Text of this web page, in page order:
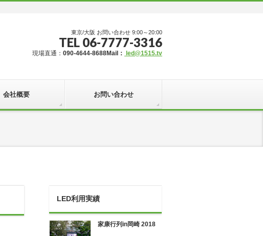
東京/大阪 お問い合わせ 9:00～20:00
TEL 06-7777-3316
現場直通： 090-4644-8688Mail： led@1515.tv
会社概要 お問い合わせ
LED利用実績
家康行列in岡崎 2018